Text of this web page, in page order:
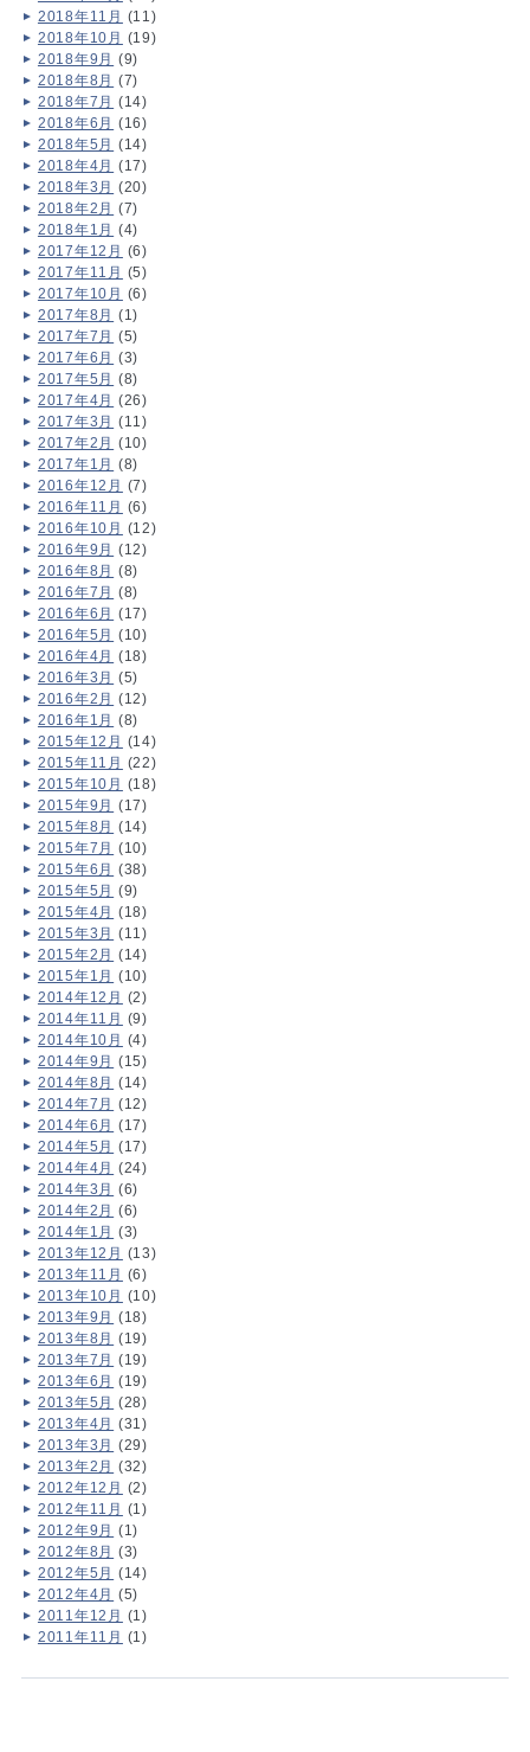
2018年11月 (11)
2018年10月 (19)
2018年9月 (9)
2018年8月 (7)
2018年7月 (14)
2018年6月 (16)
2018年5月 (14)
2018年4月 (17)
2018年3月 (20)
2018年2月 (7)
2018年1月 (4)
2017年12月 (6)
2017年11月 (5)
2017年10月 (6)
2017年8月 (1)
2017年7月 (5)
2017年6月 (3)
2017年5月 (8)
2017年4月 (26)
2017年3月 (11)
2017年2月 (10)
2017年1月 (8)
2016年12月 (7)
2016年11月 (6)
2016年10月 (12)
2016年9月 (12)
2016年8月 (8)
2016年7月 (8)
2016年6月 (17)
2016年5月 (10)
2016年4月 (18)
2016年3月 (5)
2016年2月 (12)
2016年1月 (8)
2015年12月 (14)
2015年11月 (22)
2015年10月 (18)
2015年9月 (17)
2015年8月 (14)
2015年7月 (10)
2015年6月 (38)
2015年5月 (9)
2015年4月 (18)
2015年3月 (11)
2015年2月 (14)
2015年1月 (10)
2014年12月 (2)
2014年11月 (9)
2014年10月 (4)
2014年9月 (15)
2014年8月 (14)
2014年7月 (12)
2014年6月 (17)
2014年5月 (17)
2014年4月 (24)
2014年3月 (6)
2014年2月 (6)
2014年1月 (3)
2013年12月 (13)
2013年11月 (6)
2013年10月 (10)
2013年9月 (18)
2013年8月 (19)
2013年7月 (19)
2013年6月 (19)
2013年5月 (28)
2013年4月 (31)
2013年3月 (29)
2013年2月 (32)
2012年12月 (2)
2012年11月 (1)
2012年9月 (1)
2012年8月 (3)
2012年5月 (14)
2012年4月 (5)
2011年12月 (1)
2011年11月 (1)